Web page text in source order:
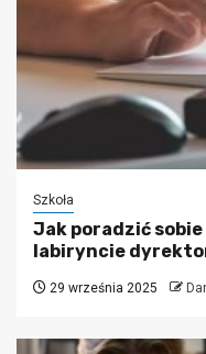
Szkoła
Jak poradzić
labiryncie
29 września 2025